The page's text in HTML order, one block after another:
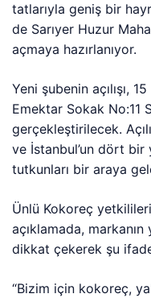
tatlarıyla geniş bir
de Sarıyer Huzur
açmaya hazırlanıyor.
Yeni şubenin açılışı,
Emektar Sokak No:11
gerçekleştirilecek.
ve İstanbul’un dört bir
tutkunları bir araya
Ünlü Kokoreç
açıklamada, markanın
dikkat çekerek şu
“Bizim için kokoreç,